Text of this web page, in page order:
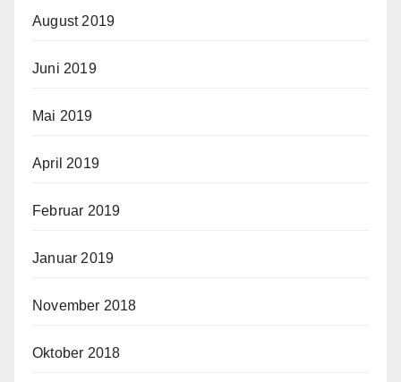
August 2019
Juni 2019
Mai 2019
April 2019
Februar 2019
Januar 2019
November 2018
Oktober 2018